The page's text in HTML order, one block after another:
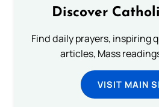
Discover
Find daily prayers, inspiring
articles, Mass
VISIT MAIN